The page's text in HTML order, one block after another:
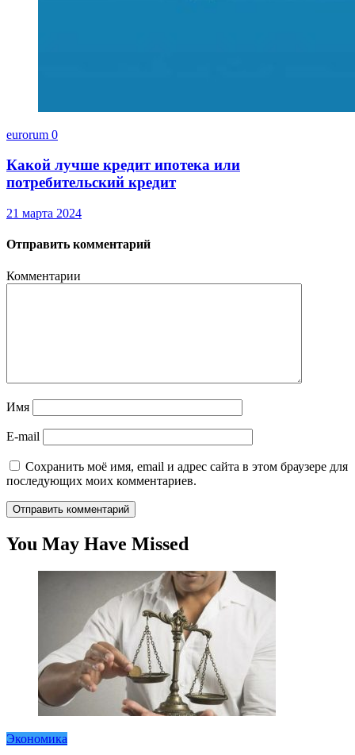
eurorum 0
Какой лучше кредит ипотека или
потребительский кредит
21 марта 2024
Отправить комментарий
Комментарии
Имя
E-mail
Сохранить моё имя, email и адрес сайта в этом браузере для
последующих моих комментариев.
You May Have Missed
Экономика